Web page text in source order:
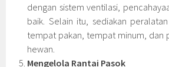
dengan sistem ventilasi,
baik. Selain itu, sediakan
tempat pakan, tempat minum, dan
hewan.
Mengelola Rantai Pasok